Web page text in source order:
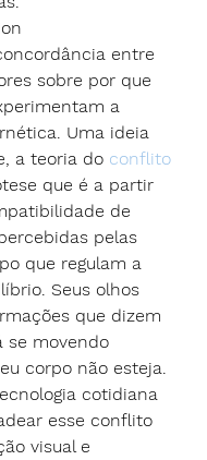
entre
sobre por que
a
Uma ideia
a teoria do conflito
que é a partir
de
pelas
que regulam a
Seus olhos
que dizem
se movendo
corpo não esteja.
cotidiana
esse conflito
visual e